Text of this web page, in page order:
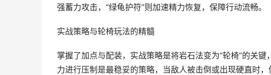
强蓄力攻击，“绿龟护符”则加速精力恢复，保障行动流畅。
实战策略与轮椅玩法的精髓
掌握了加点与配装，实战策略是将岩石法变为“轮椅”的关
力进行压制是最稳妥的策略，当敌人被击倒或出现硬直时